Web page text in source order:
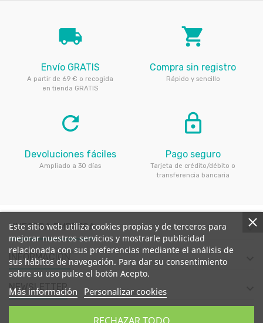
local_shipping
Envío GRATIS
A partir de 69 € o recogida
en tienda GRATIS
local_grocery_store
Compra sin registro
Rápido y sencillo
refresh
Devoluciones fáciles
Ampliado a 30 días
lock_outline
Pago seguro
Tarjeta de crédito/débito o
transferencia bancaria
NUESTRA EMPRESA 
INFORMACIÓN
NEWSLETTER
CONTACTE CON NOSOTROS
Este sitio web utiliza cookies propias y de terceros para
mejorar nuestros servicios y mostrarle publicidad
relacionada con sus preferencias mediante el análisis de
sus hábitos de navegación. Para dar su consentimiento
sobre su uso pulse el botón Acepto.
Más información Personalizar cookies